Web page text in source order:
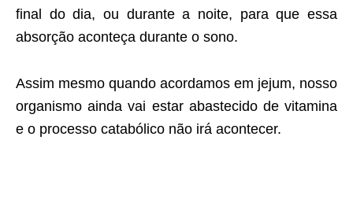
final do dia, ou durante a noite, para que essa
absorção aconteça durante o sono.
Assim mesmo quando acordamos em jejum, nosso
organismo ainda vai estar abastecido de vitamina
e o processo catabólico não irá acontecer.